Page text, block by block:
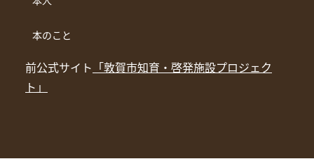
本のこと
前公式サイト 「敦賀市知育・啓発施設プロジェク
ト」